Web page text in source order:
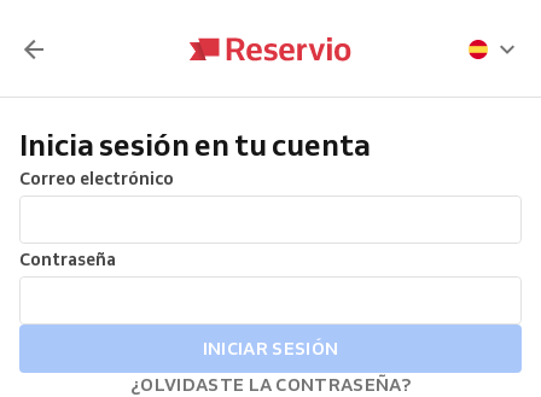
Inicia sesión en tu cuenta
Correo electrónico
Contraseña
INICIAR SESIÓN
¿OLVIDASTE LA CONTRASEÑA?